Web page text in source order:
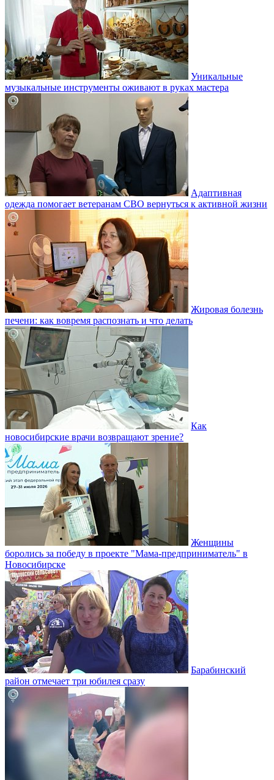
Уникальные
музыкальные инструменты оживают в руках мастера
Адаптивная
одежда помогает ветеранам СВО вернуться к активной жизни
Жировая болезнь
печени: как вовремя распознать и что делать
Как
новосибирские врачи возвращают зрение?
Женщины
боролись за победу в проекте "Мама-предприниматель" в
Новосибирске
Барабинский
район отмечает три юбилея сразу